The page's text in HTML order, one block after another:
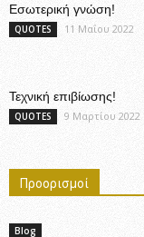
Εσωτερική γνώση!
QUOTES 11 Μαΐου 2022
Τεχνική επιβίωσης!
QUOTES 9 Μαρτίου 2022
Προορισμοί
Blog